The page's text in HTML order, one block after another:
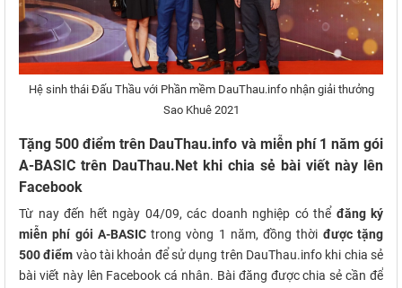
Hệ sinh thái Đấu Thầu với Phần mềm DauThau.info nhận giải thưởng
Sao Khuê 2021
Tặng 500 điểm trên DauThau.info và miễn phí 1 năm gói
A-BASIC trên DauThau.Net khi chia sẻ bài viết này lên
Facebook
Từ nay đến hết ngày 04/09, các doanh nghiệp có thể đăng ký
miễn phí gói A-BASICtrong vòng 1 năm, đồng thời được tặng
500 điểm vào tài khoản để sử dụng trên DauThau.info khi chia sẻ
bài viết này lên Facebook cá nhân. Bài đăng được chia sẻ cần để